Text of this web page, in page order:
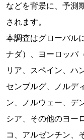
などを背景に、予測
されます。
本調査はグローバル
ナダ）、ヨーロッパ
リア、スペイン、ハ
センブルグ、ノルデ
ン、ノルウェー、デ
シア、その他のヨー
コ、アルゼンチン、